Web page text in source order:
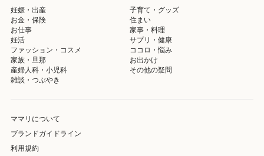
妊娠・出産
子育て・グッズ
お金・保険
住まい
お仕事
家事・料理
妊活
サプリ・健康
ファッション・コスメ
ココロ・悩み
家族・旦那
お出かけ
産婦人科・小児科
その他の疑問
雑談・つぶやき
ママリについて
ブランドガイドライン
利用規約